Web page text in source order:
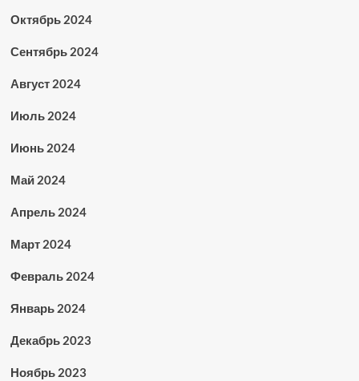
Октябрь 2024
Сентябрь 2024
Август 2024
Июль 2024
Июнь 2024
Май 2024
Апрель 2024
Март 2024
Февраль 2024
Январь 2024
Декабрь 2023
Ноябрь 2023